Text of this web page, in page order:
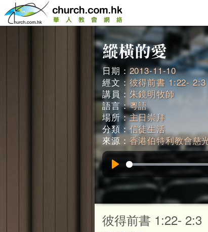
日期：2013-11-10
經文：彼得前書 1:22- 2:3
講員： 朱鏡明牧師
語言：粵語
場所：主日崇拜
分類：信徒生活
來源： 香港伯特利教會慈
Play
彼得前書 1:22- 2:3